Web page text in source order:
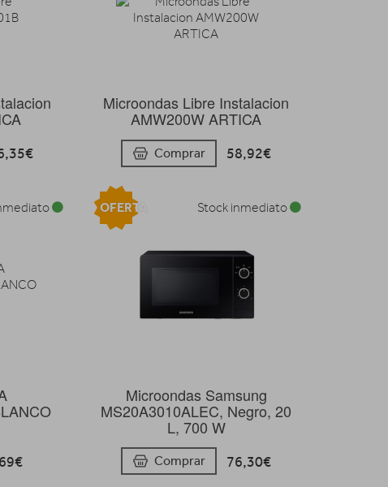
Microondas Libre Instalacion
AMW200W ARTICA
Comprar 58,92€
69€
Microondas Samsung
MS20A3010ALEC, Negro, 20
L, 700 W
Comprar 76,30€
Stock inmediato
OFERTA